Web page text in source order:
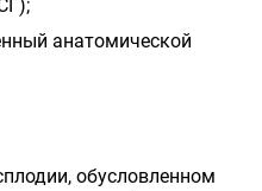
анатомической
обусловленном